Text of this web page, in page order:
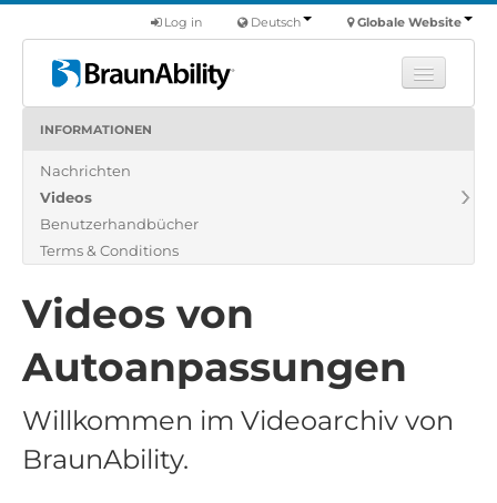
Globale Website
Deutsch
Log in
Produkte
Über uns
Finde einen Händler
INFORMATIONEN
Nachrichten
Videos
Benutzerhandbücher
Terms & Conditions
Videos von
Autoanpassungen
Willkommen im Videoarchiv von
BraunAbility.